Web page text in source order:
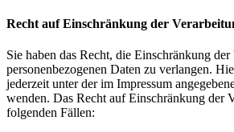
Recht auf Einschränkung der
Sie haben das Recht, die Einschränkung
personenbezogenen Daten zu verlangen.
jederzeit unter der im Impressum
wenden. Das Recht auf Einschränkung der
folgenden Fällen: